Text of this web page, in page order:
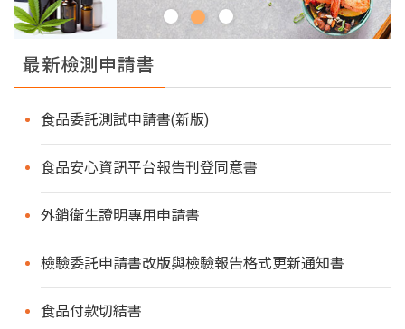
最新檢測申請書
食品委託測試申請書(新版)
食品安心資訊平台報告刊登同意書
外銷衛生證明專用申請書
檢驗委託申請書改版與檢驗報告格式更新通知書
食品付款切結書